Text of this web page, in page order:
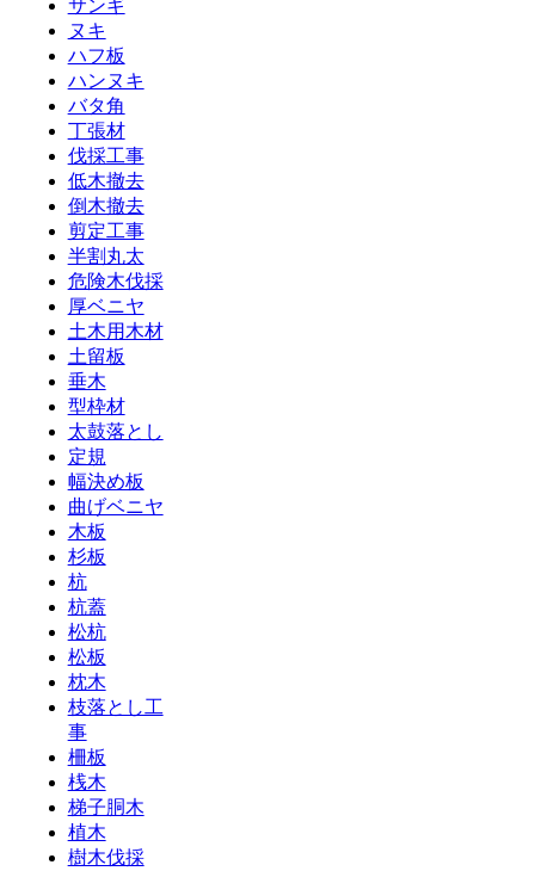
サンギ
ヌキ
ハフ板
ハンヌキ
バタ角
丁張材
伐採工事
低木撤去
倒木撤去
剪定工事
半割丸太
危険木伐採
厚ベニヤ
土木用木材
土留板
垂木
型枠材
太鼓落とし
定規
幅決め板
曲げベニヤ
木板
杉板
杭
杭蓋
松杭
松板
枕木
枝落とし工
事
柵板
桟木
梯子胴木
植木
樹木伐採